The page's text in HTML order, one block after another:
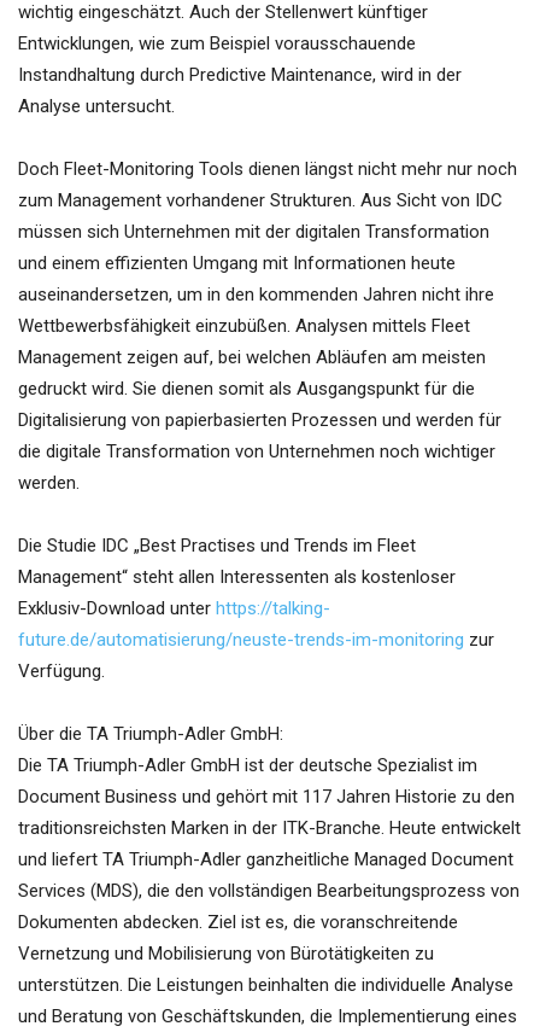
wichtig eingeschätzt. Auch der Stellenwert künftiger
Entwicklungen, wie zum Beispiel vorausschauende
Instandhaltung durch Predictive Maintenance, wird in der
Analyse untersucht.
Doch Fleet-Monitoring Tools dienen längst nicht mehr nur noch
zum Management vorhandener Strukturen. Aus Sicht von IDC
müssen sich Unternehmen mit der digitalen Transformation
und einem effizienten Umgang mit Informationen heute
auseinandersetzen, um in den kommenden Jahren nicht ihre
Wettbewerbsfähigkeit einzubüßen. Analysen mittels Fleet
Management zeigen auf, bei welchen Abläufen am meisten
gedruckt wird. Sie dienen somit als Ausgangspunkt für die
Digitalisierung von papierbasierten Prozessen und werden für
die digitale Transformation von Unternehmen noch wichtiger
werden.
Die Studie IDC „Best Practises und Trends im Fleet
Management“ steht allen Interessenten als kostenloser
Exklusiv-Download unter https://talking-
future.de/automatisierung/neuste-trends-im-monitoring zur
Verfügung.
Über die TA Triumph-Adler GmbH:
Die TA Triumph-Adler GmbH ist der deutsche Spezialist im
Document Business und gehört mit 117 Jahren Historie zu den
traditionsreichsten Marken in der ITK-Branche. Heute entwickelt
und liefert TA Triumph-Adler ganzheitliche Managed Document
Services (MDS), die den vollständigen Bearbeitungsprozess von
Dokumenten abdecken. Ziel ist es, die voranschreitende
Vernetzung und Mobilisierung von Bürotätigkeiten zu
unterstützen. Die Leistungen beinhalten die individuelle Analyse
und Beratung von Geschäftskunden, die Implementierung eines